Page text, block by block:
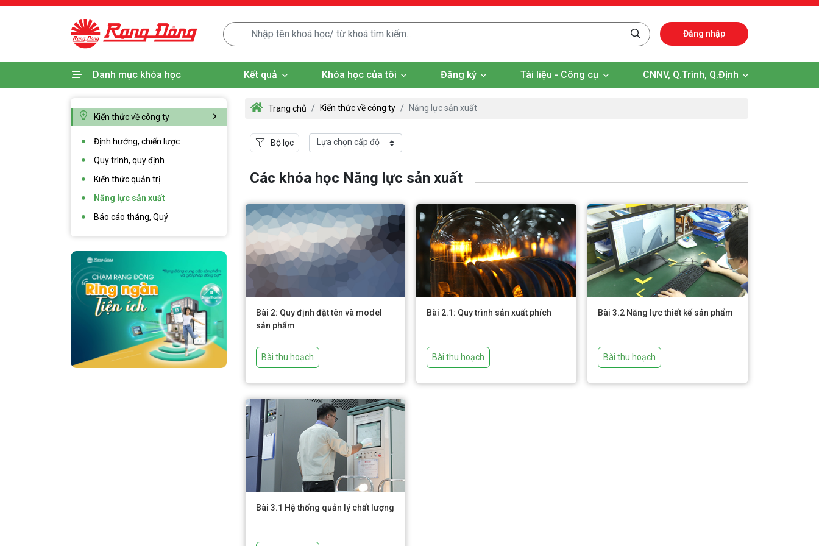
Đăng nhập
Danh mục khóa học Kết quả Khóa học của tôi Đăng ký Tài liệu - Công cụ CNNV, Q.Trình, Q.Định
Kiến thức về công ty
Định hướng, chiến lược
Quy trình, quy định
Kiến thức quản trị
Năng lực sản xuất
Báo cáo tháng, Quý
Trang chủ Kiến thức về công ty Năng lực sản xuất
Bộ lọc
Các khóa học Năng lực sản xuất
Bài 2: Quy định đặt tên và model
sản phẩm
Bài thu hoạch
Bài 2.1: Quy trình sản xuất phích
Bài thu hoạch
Bài 3.2 Năng lực thiết kế sản phẩm
Bài thu hoạch
Bài 3.1 Hệ thống quản lý chất lượng